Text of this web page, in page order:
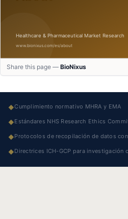
Share this page — BioNixus
◆Cumplimiento normativo MHRA y EMA
◆Estándares NHS Research Ethics
◆Protocolos de recopilación de datos
◆Directrices ICH-GCP para investigación